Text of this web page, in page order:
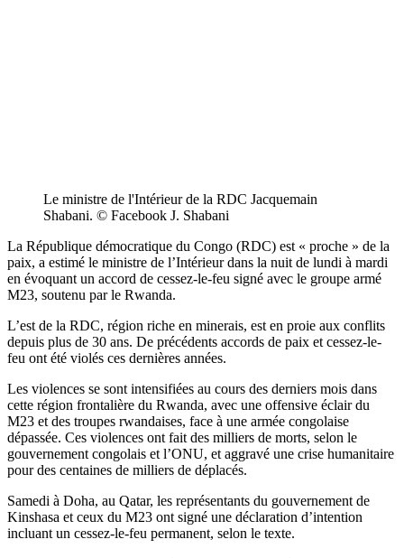
Le ministre de l'Intérieur de la RDC Jacquemain
Shabani. © Facebook J. Shabani
La République démocratique du Congo (RDC) est « proche » de la
paix, a estimé le ministre de l’Intérieur dans la nuit de lundi à mardi
en évoquant un accord de cessez-le-feu signé avec le groupe armé
M23, soutenu par le Rwanda.
L’est de la RDC, région riche en minerais, est en proie aux conflits
depuis plus de 30 ans. De précédents accords de paix et cessez-le-
feu ont été violés ces dernières années.
Les violences se sont intensifiées au cours des derniers mois dans
cette région frontalière du Rwanda, avec une offensive éclair du
M23 et des troupes rwandaises, face à une armée congolaise
dépassée. Ces violences ont fait des milliers de morts, selon le
gouvernement congolais et l’ONU, et aggravé une crise humanitaire
pour des centaines de milliers de déplacés.
Samedi à Doha, au Qatar, les représentants du gouvernement de
Kinshasa et ceux du M23 ont signé une déclaration d’intention
incluant un cessez-le-feu permanent, selon le texte.